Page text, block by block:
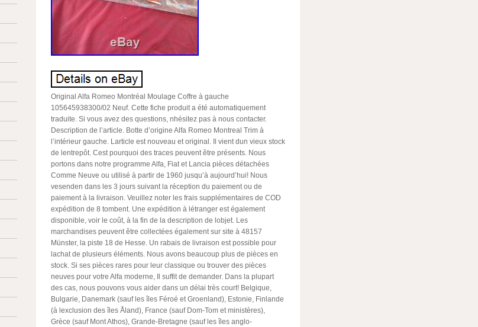
Original Alfa Romeo Montréal Moulage Coffre à gauche
105645938300/02 Neuf. Cette fiche produit a été automatiquement
traduite. Si vous avez des questions, nhésitez pas à nous contacter.
Description de l’article. Botte d’origine Alfa Romeo Montreal Trim à
l’intérieur gauche. Larticle est nouveau et original. Il vient dun vieux stock
de lentrepôt. Cest pourquoi des traces peuvent être présents. Nous
portons dans notre programme Alfa, Fiat et Lancia pièces détachées
Comme Neuve ou utilisé à partir de 1960 jusqu’à aujourd’hui! Nous
vesenden dans les 3 jours suivant la réception du paiement ou de
paiement à la livraison. Veuillez noter les frais supplémentaires de COD
expédition de 8 tombent. Une expédition à létranger est également
disponible, voir le coût, à la fin de la description de lobjet. Les
marchandises peuvent être collectées également sur site à 48157
Münster, la piste 18 de Hesse. Un rabais de livraison est possible pour
lachat de plusieurs éléments. Nous avons beaucoup plus de pièces en
stock. Si ses pièces rares pour leur classique ou trouver des pièces
neuves pour votre Alfa moderne, Il suffit de demander. Dans la plupart
des cas, nous pouvons vous aider dans un délai très court! Belgique,
Bulgarie, Danemark (sauf les îles Féroé et Groenland), Estonie, Finlande
(à lexclusion des îles Åland), France (sauf Dom-Tom et ministères),
Grèce (sauf Mont Athos), Grande-Bretagne (sauf les îles anglo-